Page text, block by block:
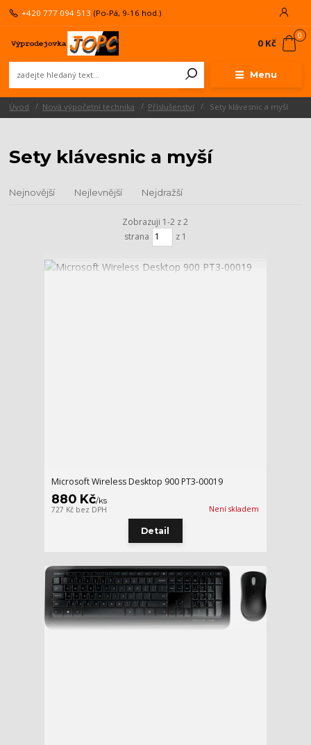
Menu
+420 777 094 513 (Po-Pá, 9-16 hod.)
0
0 Kč
Úvod Nová výpočetní technika Příslušenství Sety klávesnic a myší
Sety klávesnic a myší
Nejnovější Nejlevnější Nejdražší
Zobrazuji 1-2 z 2
strana
z 1
Microsoft Wireless Desktop 900 PT3-00019
880 Kč/ks
727 Kč bez DPH Není skladem
Detail